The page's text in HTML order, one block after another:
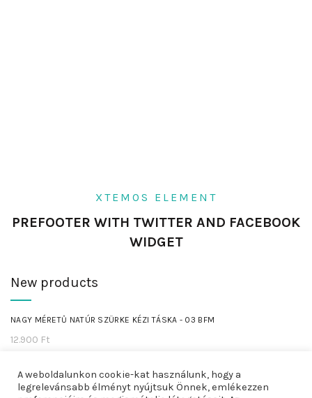
XTEMOS ELEMENT
PREFOOTER WITH TWITTER AND FACEBOOK
WIDGET
New products
NAGY MÉRETŰ NATÚR SZÜRKE KÉZI TÁSKA - 03 BFM
12.900 Ft
NAGY MÉRETŰ FEKETE KÉZI TÁSKA - 04 BFM
12.900 Ft
A weboldalunkon cookie-kat használunk, hogy a
legrelevánsabb élményt nyújtsuk Önnek, emlékezzen